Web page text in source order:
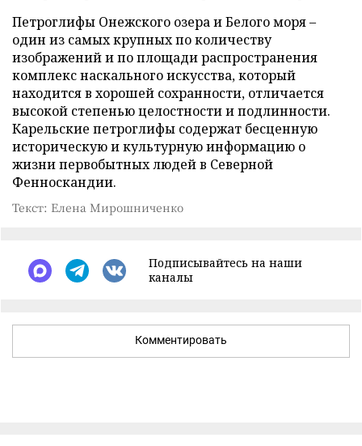
Петроглифы Онежского озера и Белого моря –
один из самых крупных по количеству
изображений и по площади распространения
комплекс наскального искусства, который
находится в хорошей сохранности, отличается
высокой степенью целостности и подлинности.
Карельские петроглифы содержат бесценную
историческую и культурную информацию о
жизни первобытных людей в Северной
Фенноскандии.
Текст: Елена Мирошниченко
Подписывайтесь на наши
каналы
Комментировать